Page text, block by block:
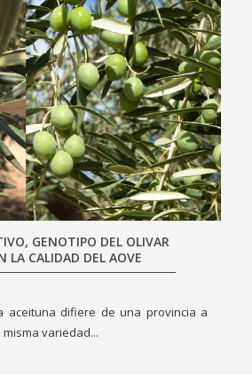
GENOTIPO DEL OLIVAR
LA CALIDAD DEL AOVE
aceituna difiere de una provincia a
variedad...